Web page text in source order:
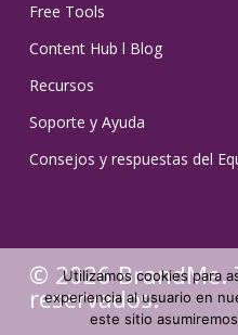
Free Tools
Content Hub l Blog
Recursos
Soporte y Ayuda
Consejos y respuestas del
© 2026 BrandMe.
reservados.
Utilizamos cookies para
experiencia al usuario en
este sitio